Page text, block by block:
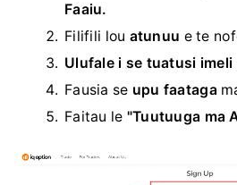
Faaiu.
Filifili lou atunuu e te
Ulufale i se tuatusi imeli
Fausia se upu faataga
Faitau le "Tuutuuga ma